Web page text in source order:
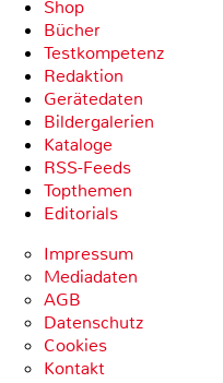
Shop
Bücher
Testkompetenz
Redaktion
Gerätedaten
Bildergalerien
Kataloge
RSS-Feeds
Topthemen
Editorials
Impressum
Mediadaten
AGB
Datenschutz
Cookies
Kontakt